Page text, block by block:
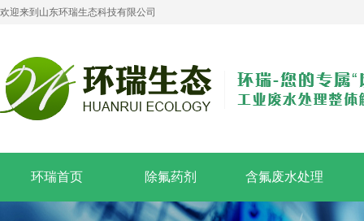
欢迎来到山东环瑞生态科技有限公司
环瑞首页 除氟药剂 含氟废水处理